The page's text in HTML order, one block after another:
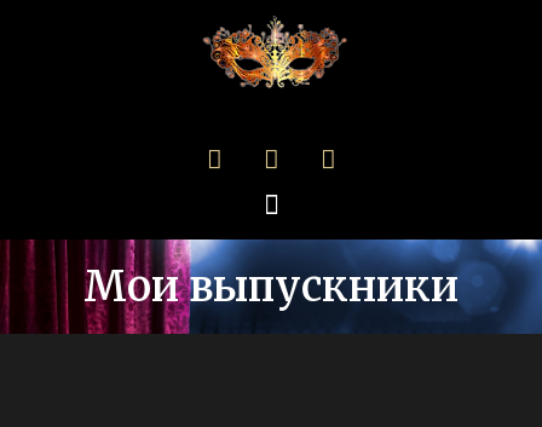
Мои выпускники